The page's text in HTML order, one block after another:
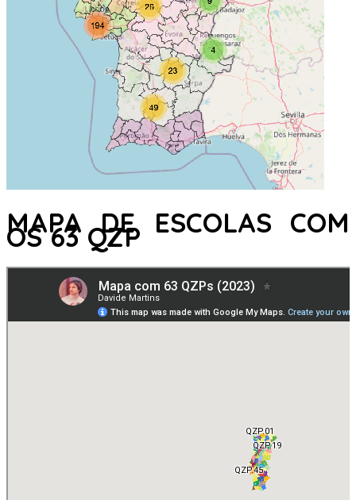
MAPA DE ESCOLAS COM
OS 63 QZP